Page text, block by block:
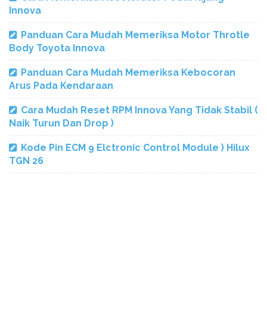
Innova
Panduan Cara Mudah Memeriksa Motor Throtle
Body Toyota Innova
Panduan Cara Mudah Memeriksa Kebocoran
Arus Pada Kendaraan
Cara Mudah Reset RPM Innova Yang Tidak Stabil (
Naik Turun Dan Drop )
Kode Pin ECM 9 Elctronic Control Module ) Hilux
TGN 26